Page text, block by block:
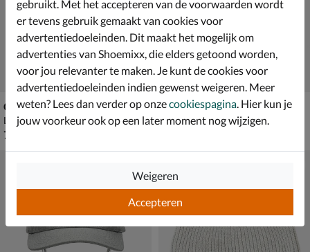
Converse Chuck Taylor All Star
Lage sneakers - grijs
€ 79,99
79
Snowboots - grijs
gebruikt. Met het accepteren van de voorwaarden wordt
er tevens gebruik gemaakt van cookies voor
advertentiedoeleinden. Dit maakt het mogelijk om
advertenties van Shoemixx, die elders getoond worden,
voor jou relevanter te maken. Je kunt de cookies voor
advertentiedoeleinden indien gewenst weigeren. Meer
weten? Lees dan verder op onzecookiespagina . Hier kun je
jouw voorkeur ook op een later moment nog wijzigen.
Accepteren
Weigeren